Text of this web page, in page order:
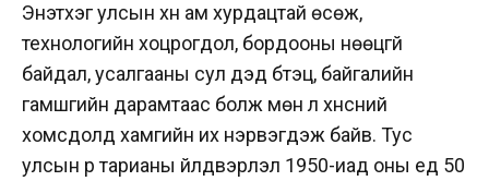
Энэтхэг улсын хүн ам хурдацтай өсөж,
технологийн хоцрогдол, бордооны нөөцгүй
байдал, усалгааны сул дэд бүтэц, байгалийн
гамшгийн дарамтаас болж мөн л хүнсний
хомсдолд хамгийн их нэрвэгдэж байв. Тус
улсын үр тарианы үйлдвэрлэл 1950-иад оны үед 50